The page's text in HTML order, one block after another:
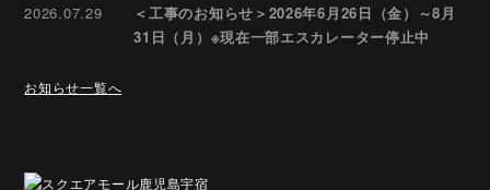
2026.07.29
＜工事のお知らせ＞2026年6月26日（金）～8月
31日（月）※現在一部エスカレーター停止中
お知らせ一覧へ